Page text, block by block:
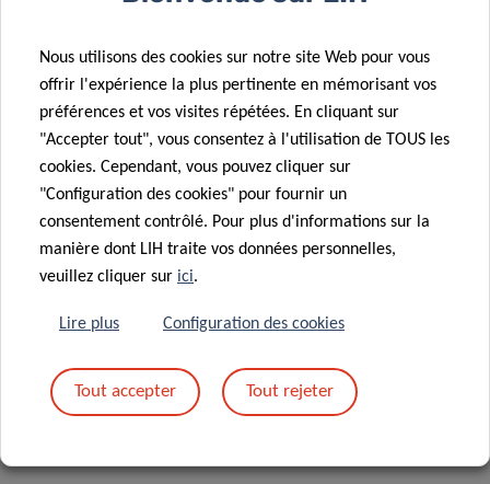
21/10/2026 08:00 à 12:00
DÉPARTEMENT SANTÉ DE PRÉCISION
Nous utilisons des cookies sur notre site Web pour vous
offrir l'expérience la plus pertinente en mémorisant vos
préférences et vos visites répétées. En cliquant sur
"Accepter tout", vous consentez à l'utilisation de TOUS les
cookies. Cependant, vous pouvez cliquer sur
"Configuration des cookies" pour fournir un
consentement contrôlé. Pour plus d'informations sur la
manière dont LIH traite vos données personnelles,
veuillez cliquer sur ici.
Lire plus Configuration des cookies
Tout accepter Tout rejeter